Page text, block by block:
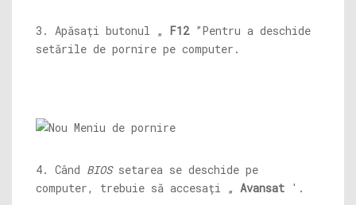
3. Apăsați butonul „ F12”Pentru a deschide
setările de pornire pe computer.
4. Când BIOSsetarea se deschide pe
computer, trebuie să accesați „ Avansat '.